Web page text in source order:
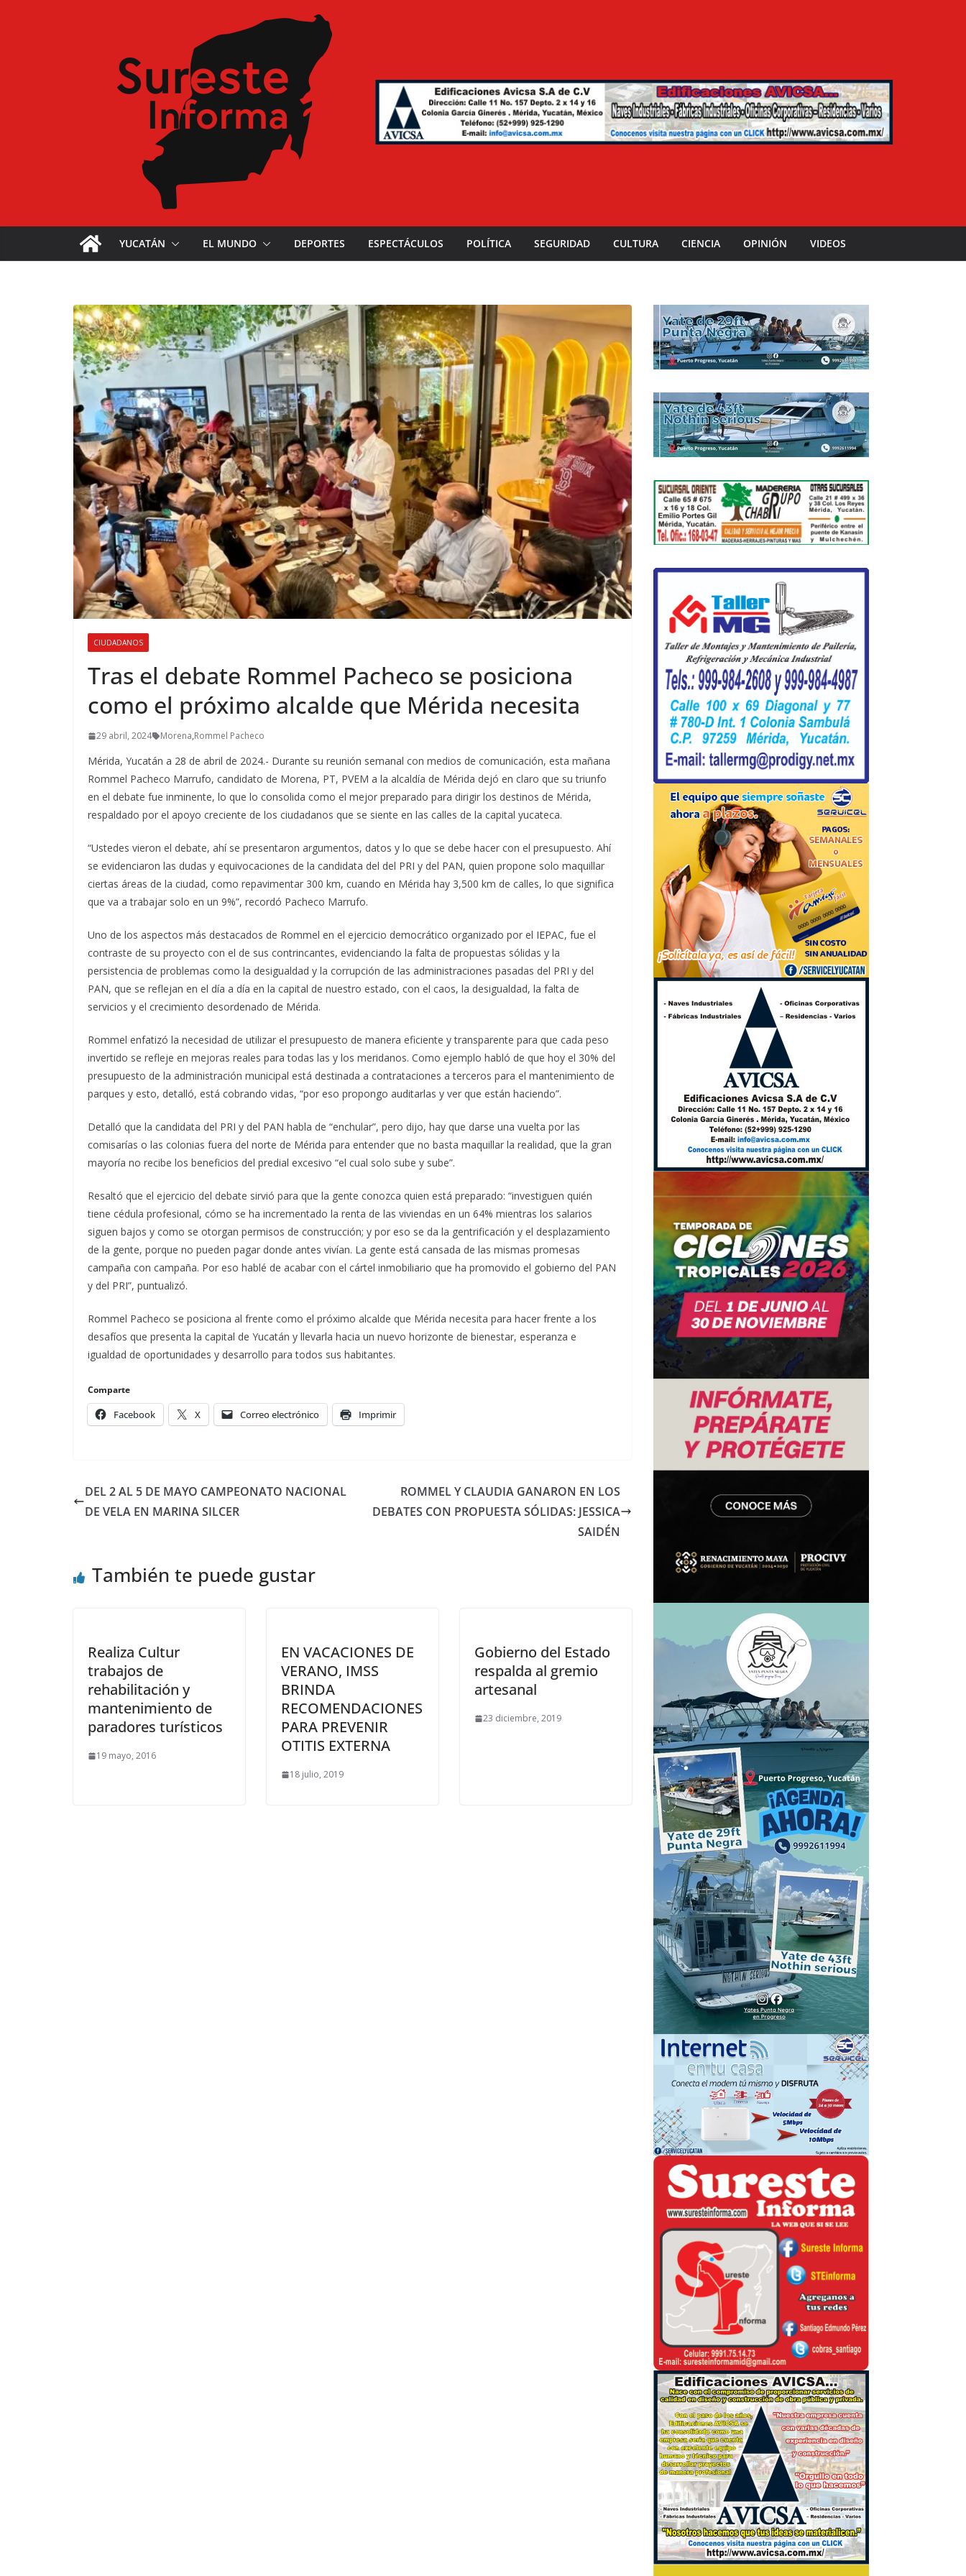
YUCATÁN EL MUNDO DEPORTES ESPECTÁCULOS POLÍTICA SEGURIDAD CULTURA CIENCIA OPINIÓN VIDEOS
CIUDADANOS
Tras el debate Rommel Pacheco se posiciona
como el próximo alcalde que Mérida necesita
29 abril, 2024 Morena,Rommel Pacheco
Mérida, Yucatán a 28 de abril de 2024.- Durante su reunión semanal con medios de comunicación, esta mañana
Rommel Pacheco Marrufo, candidato de Morena, PT, PVEM a la alcaldía de Mérida dejó en claro que su triunfo
en el debate fue inminente, lo que lo consolida como el mejor preparado para dirigir los destinos de Mérida,
respaldado por el apoyo creciente de los ciudadanos que se siente en las calles de la capital yucateca.
“Ustedes vieron el debate, ahí se presentaron argumentos, datos y lo que se debe hacer con el presupuesto. Ahí
se evidenciaron las dudas y equivocaciones de la candidata del del PRI y del PAN, quien propone solo maquillar
ciertas áreas de la ciudad, como repavimentar 300 km, cuando en Mérida hay 3,500 km de calles, lo que significa
que va a trabajar solo en un 9%”, recordó Pacheco Marrufo.
Uno de los aspectos más destacados de Rommel en el ejercicio democrático organizado por el IEPAC, fue el
contraste de su proyecto con el de sus contrincantes, evidenciando la falta de propuestas sólidas y la
persistencia de problemas como la desigualdad y la corrupción de las administraciones pasadas del PRI y del
PAN, que se reflejan en el día a día en la capital de nuestro estado, con el caos, la desigualdad, la falta de
servicios y el crecimiento desordenado de Mérida.
Rommel enfatizó la necesidad de utilizar el presupuesto de manera eficiente y transparente para que cada peso
invertido se refleje en mejoras reales para todas las y los meridanos. Como ejemplo habló de que hoy el 30% del
presupuesto de la administración municipal está destinada a contrataciones a terceros para el mantenimiento de
parques y esto, detalló, está cobrando vidas, “por eso propongo auditarlas y ver que están haciendo”.
Detalló que la candidata del PRI y del PAN habla de “enchular”, pero dijo, hay que darse una vuelta por las
comisarías o las colonias fuera del norte de Mérida para entender que no basta maquillar la realidad, que la gran
mayoría no recibe los beneficios del predial excesivo “el cual solo sube y sube”.
Resaltó que el ejercicio del debate sirvió para que la gente conozca quien está preparado: “investiguen quién
tiene cédula profesional, cómo se ha incrementado la renta de las viviendas en un 64% mientras los salarios
siguen bajos y como se otorgan permisos de construcción; y por eso se da la gentrificación y el desplazamiento
de la gente, porque no pueden pagar donde antes vivían. La gente está cansada de las mismas promesas
campaña con campaña. Por eso hablé de acabar con el cártel inmobiliario que ha promovido el gobierno del PAN
y del PRI”, puntualizó.
Rommel Pacheco se posiciona al frente como el próximo alcalde que Mérida necesita para hacer frente a los
desafíos que presenta la capital de Yucatán y llevarla hacia un nuevo horizonte de bienestar, esperanza e
igualdad de oportunidades y desarrollo para todos sus habitantes.
Comparte
Facebook X Correo electrónico Imprimir
DEL 2 AL 5 DE MAYO CAMPEONATO NACIONAL
DE VELA EN MARINA SILCER
ROMMEL Y CLAUDIA GANARON EN LOS
DEBATES CON PROPUESTA SÓLIDAS: JESSICA
SAIDÉN
También te puede gustar
Realiza Cultur
trabajos de
rehabilitación y
mantenimiento de
paradores turísticos
19 mayo, 2016
EN VACACIONES DE
VERANO, IMSS
BRINDA
RECOMENDACIONES
PARA PREVENIR
OTITIS EXTERNA
18 julio, 2019
Gobierno del Estado
respalda al gremio
artesanal
23 diciembre, 2019